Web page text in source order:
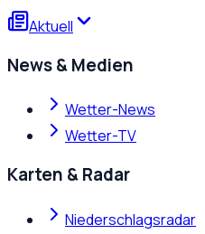
Aktuell
News & Medien
Wetter-News
Wetter-TV
Karten & Radar
Niederschlagsradar